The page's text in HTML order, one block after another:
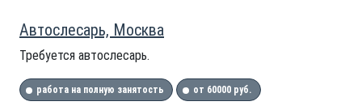
Автослесарь, Москва
Требуется автослесарь.
работа на полную занятость от 60000 руб.